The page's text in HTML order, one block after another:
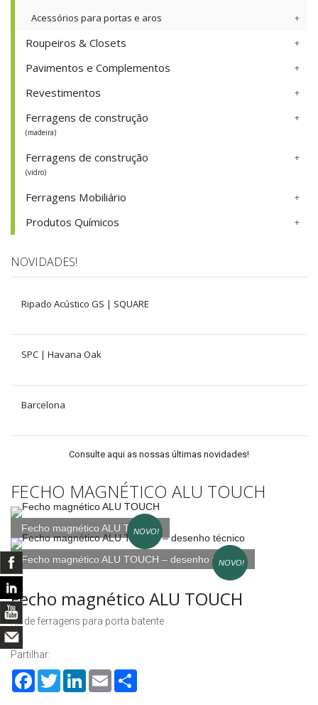
Acessórios para portas e aros
Roupeiros & Closets
Pavimentos e Complementos
Revestimentos
Ferragens de construção
(madeira)
Ferragens de construção
(vidro)
Ferragens Mobiliário
Produtos Químicos
NOVIDADES!
Ripado Acústico GS | SQUARE
SPC | Havana Oak
Barcelona
Consulte aqui as nossas últimas novidades!
FECHO MAGNÉTICO ALU TOUCH
Fecho magnético ALU TOUCH
NOVO!
Fecho magnético ALU TOUCH – desenho técnico
NOVO!
Fecho magnético ALU TOUCH
Kit de ferragens para porta batente
Partilhar:
FacebookTwitterLinkedInEmail